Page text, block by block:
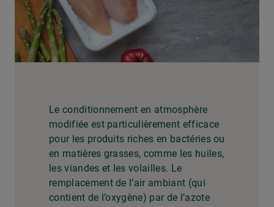
Le conditionnement en atmosphère
modifiée est particulièrement efficace
pour les produits riches en bactéries ou
en matières grasses, comme les huiles,
les viandes et les volailles. Le
remplacement de l’air ambiant (qui
contient de l’oxygène) par de l’azote